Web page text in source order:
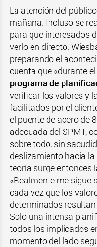
La atención del
mañana. Incluso se
para que interesados
verlo en directo.
preparando el
cuenta que «durante
programa de
verificar los valores y
facilitados por el
el puente de acero de
adecuada del SPMT,
sobre todo, sin
deslizamiento hacia la
teoría surge entonces
«Realmente me sigue
cada vez que los
determinados
Solo una intensa
todos los implicados
momento del lado